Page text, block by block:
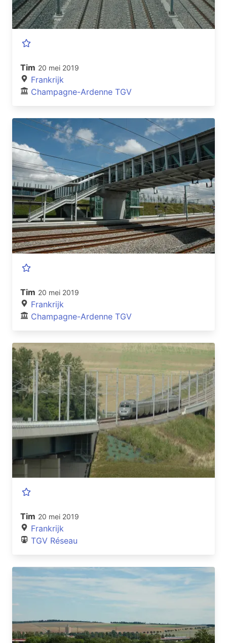
Tim 20 mei 2019
Frankrijk
Champagne-Ardenne TGV
Tim 20 mei 2019
Frankrijk
Champagne-Ardenne TGV
Tim 20 mei 2019
Frankrijk
TGV Réseau